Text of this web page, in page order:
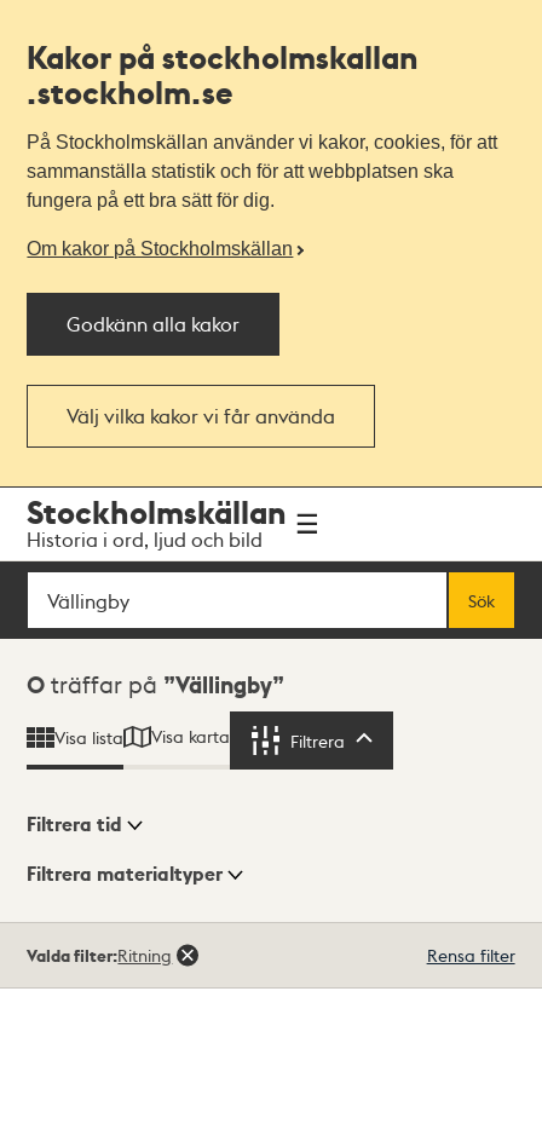
Kakor på stockholmskallan
.stockholm.se
På Stockholmskällan använder vi kakor, cookies, för att
sammanställa statistik och för att webbplatsen ska
fungera på ett bra sätt för dig.
Om kakor på Stockholmskällan
Godkänn alla kakor
Välj vilka kakor vi får använda
navigationen
huvudinnehållet
Stockholmskällan
Historia i ord, ljud och bild
Sök
Sök
Sökresultat
0 träffar på Vällingby
Visa lista Visa karta Filtrera
Visningsläge
Filtrera tid
Filtrera materialtyper
träffar
Valda filter:Ritning Rensa filter